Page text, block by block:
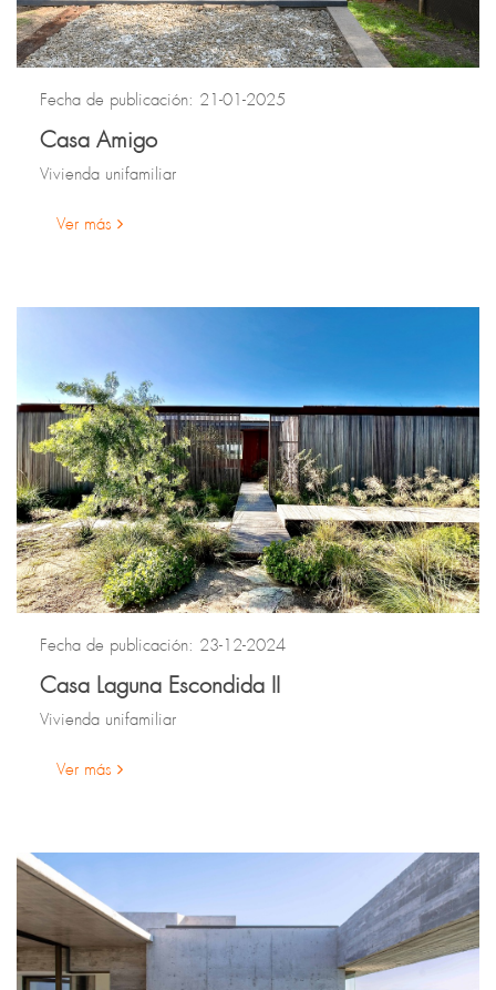
Fecha de publicación: 21-01-2025
Casa Amigo
Vivienda unifamiliar
Ver más
Fecha de publicación: 23-12-2024
Casa Laguna Escondida II
Vivienda unifamiliar
Ver más